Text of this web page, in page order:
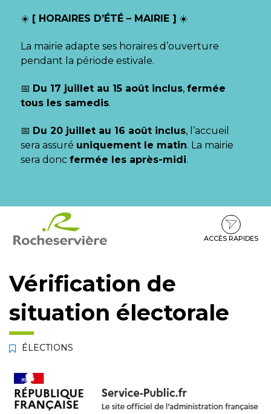
☀️ [ HORAIRES D’ÉTÉ – MAIRIE ] ☀️
La mairie adapte ses horaires d’ouverture
pendant la période estivale.
📅 Du 17 juillet au 15 août inclus, fermée
tous les samedis.
📅 Du 20 juillet au 16 août inclus, l’accueil
sera assuré uniquement le matin. La mairie
sera donc fermée les après-midi.
contenu
pied
ACCÈS RAPIDES
Vérification de
situation électorale
ÉLECTIONS